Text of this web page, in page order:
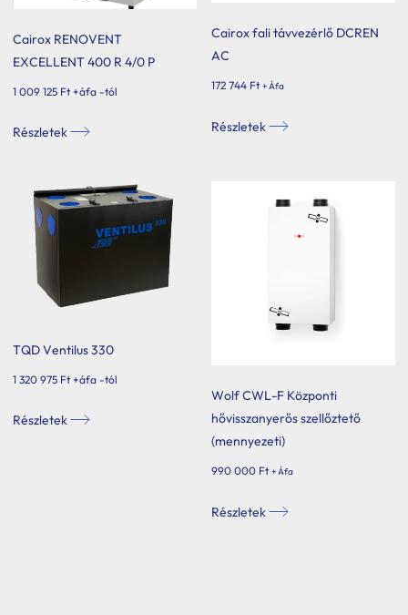
Cairox RENOVENT
EXCELLENT 400 R 4/0 P
1 009 125 Ft +áfa -tól
Részletek
több
variációja
van.
a
választhatók
Cairox fali távvezérlő DCREN
AC
172 744 Ft + Áfa
Részletek
TQD Ventilus 330
1 320 975 Ft +áfa -tól
Részletek
Wolf CWL-F Központi
hővisszanyerős szellőztető
(mennyezeti)
990 000 Ft + Áfa
Részletek